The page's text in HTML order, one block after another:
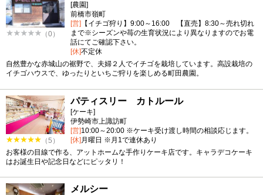
（0）
[農園]
前橋市嶺町
[営] 【イチゴ狩り】9:00～16:00 【直売】8:30～売れ切れ
まで※シーズンや苺の生育状況により異なりますのでお電
話にてご確認下さい。
[休]不定休
自然豊かな赤城山の裾野で、夫婦２人でイチゴを栽培しています。高設栽培の
イチゴハウスで、ゆったりといちご狩りを楽しめる町田農園。
（5）
パティスリー カトルール
[ケーキ]
伊勢崎市上諏訪町
[営]10:00～20:00 ※ケーキ受け渡し時間の相談応じます。
[休]月曜日 ※月1で連休あり
お客様の目線で作る、アットホームな手作りケーキ店です。キャラデコケーキ
はお誕生日や記念日などにピッタリ！
メルシー